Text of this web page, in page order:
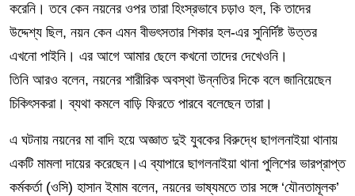
করেনি। তবে কেন নয়নের ওপর তারা হিংস্রভাবে চড়াও হল, কি তাদের
উদ্দেশ্য ছিল, নয়ন কেন এমন বীভৎসতার শিকার হল-এর সুনির্দিষ্ট উত্তর
এখনো পাইনি। এর আগে আমার ছেলে কখনো তাদের দেখেওনি।
তিনি আরও বলেন, নয়নের শারীরিক অবস্থা উন্নতির দিকে বলে জানিয়েছেন
চিকিৎসকরা। ব্যথা কমলে বাড়ি ফিরতে পারবে বলেছেন তারা।
এ ঘটনায় নয়নের মা বাদি হয়ে অজ্ঞাত দুই যুবকের বিরুদ্ধে ছাগলনাইয়া থানায়
একটি মামলা দায়ের করেছেন।এ ব্যাপারে ছাগলনাইয়া থানা পুলিশের ভারপ্রাপ্ত
কর্মকর্তা (ওসি) হাসান ইমাম বলেন, নয়নের ভাষ্যমতে তার সঙ্গে ‘যৌনতামূলক’